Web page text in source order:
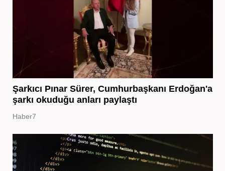
Şarkıcı Pınar Sürer, Cumhurbaşkanı Erdoğan'a
şarkı okuduğu anları paylaştı
Haber7